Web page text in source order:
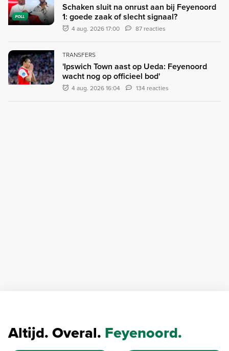
POLL
Schaken sluit na onrust aan bij Feyenoord
1: goede zaak of slecht signaal?
4 aug. 2026 17:00 87 reacties
TRANSFERS
'Ipswich Town aast op Ueda: Feyenoord
wacht nog op officieel bod'
4 aug. 2026 16:04 134 reacties
Altijd. Overal. Feyenoord.